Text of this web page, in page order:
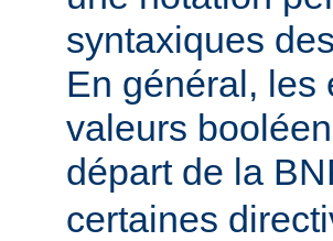
syntaxiques
En général, les
valeurs
départ de la
certaines